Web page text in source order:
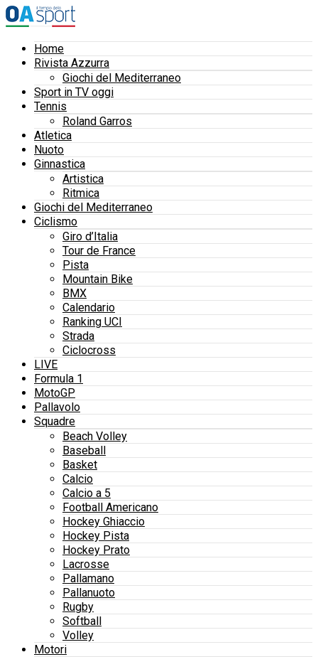
Home
Rivista Azzurra
Giochi del Mediterraneo
Sport in TV oggi
Tennis
Roland Garros
Atletica
Nuoto
Ginnastica
Artistica
Ritmica
Giochi del Mediterraneo
Ciclismo
Giro d’Italia
Tour de France
Pista
Mountain Bike
BMX
Calendario
Ranking UCI
Strada
Ciclocross
LIVE
Formula 1
MotoGP
Pallavolo
Squadre
Beach Volley
Baseball
Basket
Calcio
Calcio a 5
Football Americano
Hockey Ghiaccio
Hockey Pista
Hockey Prato
Lacrosse
Pallamano
Pallanuoto
Rugby
Softball
Volley
Motori